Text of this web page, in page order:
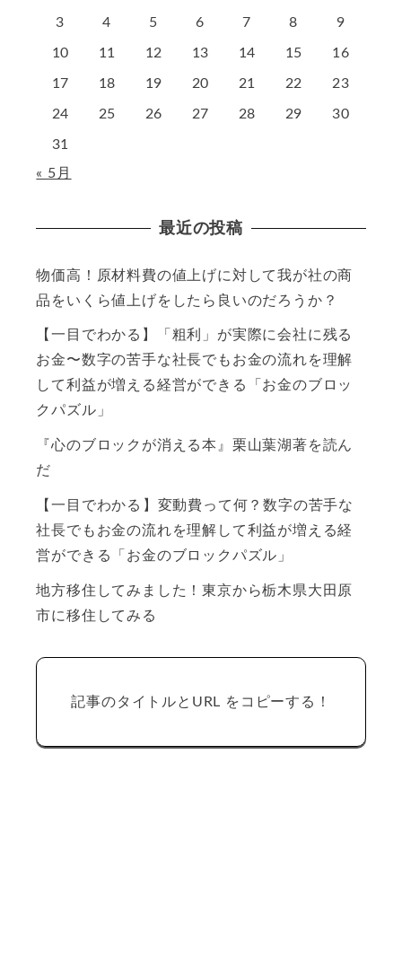
3 4 5 6 7 8 9
10 11 12 13 14 15 16
17 18 19 20 21 22 23
24 25 26 27 28 29 30
31
« 5月
最近の投稿
物価高！原材料費の値上げに対して我が社の商
品をいくら値上げをしたら良いのだろうか？
【一目でわかる】「粗利」が実際に会社に残る
お金〜数字の苦手な社長でもお金の流れを理解
して利益が増える経営ができる「お金のブロッ
クパズル」
『心のブロックが消える本』栗山葉湖著を読ん
だ
【一目でわかる】変動費って何？数字の苦手な
社長でもお金の流れを理解して利益が増える経
営ができる「お金のブロックパズル」
地方移住してみました！東京から栃木県大田原
市に移住してみる
記事のタイトルとURL をコピーする！